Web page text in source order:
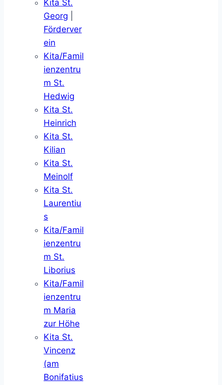
Kita St.
Georg
Förderver
ein
Kita/Famil
ienzentru
m St.
Hedwig
Kita St.
Heinrich
Kita St.
Kilian
Kita St.
Meinolf
Kita St.
Laurentiu
s
Kita/Famil
ienzentru
m St.
Liborius
Kita/Famil
ienzentru
m Maria
zur Höhe
Kita St.
Vincenz
(am
Bonifatius